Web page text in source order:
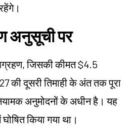
अनुसूची पर
जिसकी कीमत $4.5
27 की दूसरी तिमाही के अंत तक पूरा
अनुमोदनों के अधीन है। यह
किया गया था।